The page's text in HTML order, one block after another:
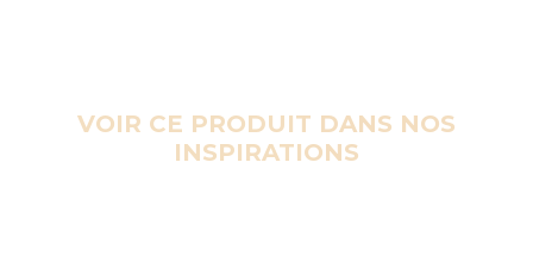
VOIR CE PRODUIT DANS NOS
INSPIRATIONS